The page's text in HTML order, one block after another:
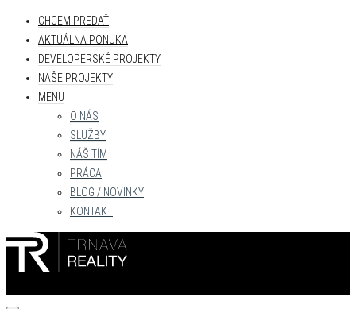
CHCEM PREDAŤ
AKTUÁLNA PONUKA
DEVELOPERSKÉ PROJEKTY
NAŠE PROJEKTY
MENU
O NÁS
SLUŽBY
NÁŠ TÍM
PRÁCA
BLOG / NOVINKY
KONTAKT